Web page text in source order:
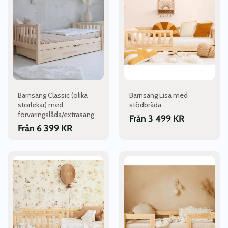
Barnsäng Classic (olika
storlekar) med
förvaringslåda/extrasäng
Från 6 399 KR
flera
varianter.
De
olika
alternativen
kan
produktsidan
Barnsäng Lisa med
stödbräda
Från 3 499 KR
har
varianter.
De
olika
alternativen
produktsidan
här
produkten
har
flera
varianter.
De
här
varianter.
De